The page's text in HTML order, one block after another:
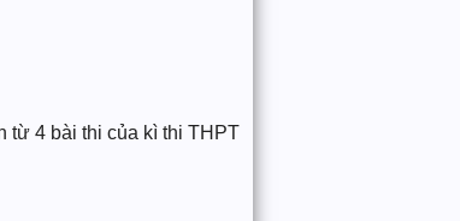
từ 4 bài thi của kì thi THPT